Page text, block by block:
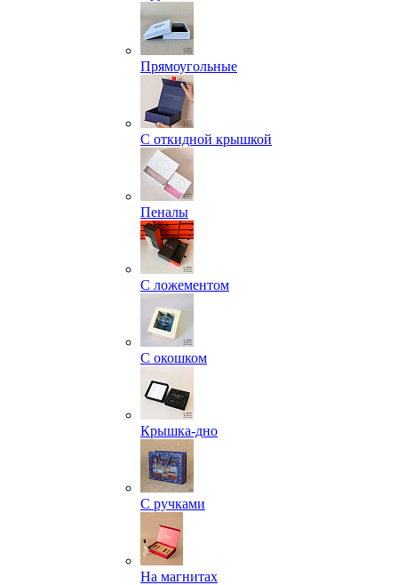
Прямоугольные
С откидной крышкой
Пеналы
С ложементом
С окошком
Крышка-дно
С ручками
На магнитах